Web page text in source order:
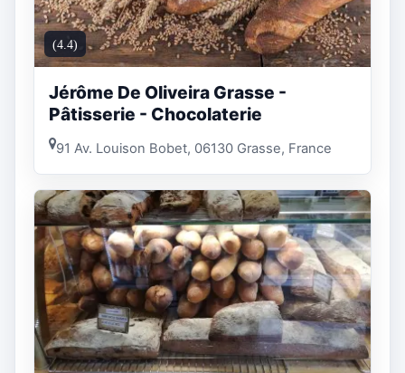
(4.4)
Jérôme De Oliveira Grasse -
Pâtisserie - Chocolaterie
91 Av. Louison Bobet, 06130 Grasse, France